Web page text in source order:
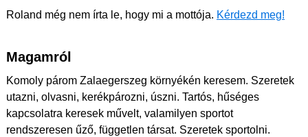
Roland még nem írta le, hogy mi a mottója. Kérdezd meg!
Magamról
Komoly párom Zalaegerszeg környékén keresem. Szeretek
utazni, olvasni, kerékpározni, úszni. Tartós, hűséges
kapcsolatra keresek művelt, valamilyen sportot
rendszeresen űző, független társat. Szeretek sportolni.